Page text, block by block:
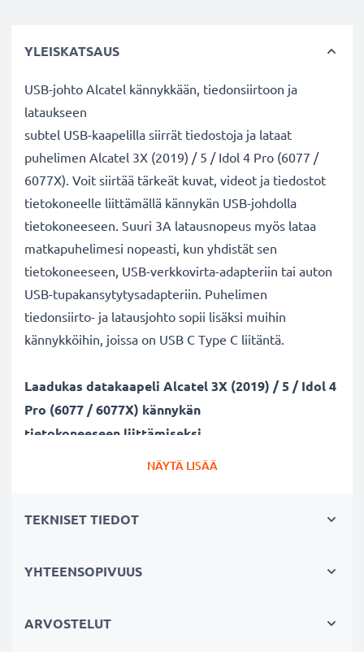
YLEISKATSAUS
USB-johto Alcatel kännykkään, tiedonsiirtoon ja
lataukseen
subtel USB-kaapelilla siirrät tiedostoja ja lataat
puhelimen Alcatel 3X (2019) / 5 / Idol 4 Pro (6077 /
6077X). Voit siirtää tärkeät kuvat, videot ja tiedostot
tietokoneelle liittämällä kännykän USB-johdolla
tietokoneeseen. Suuri 3A latausnopeus myös lataa
matkapuhelimesi nopeasti, kun yhdistät sen
tietokoneeseen, USB-verkkovirta-adapteriin tai auton
USB-tupakansytytysadapteriin. Puhelimen
tiedonsiirto- ja latausjohto sopii lisäksi muihin
kännykköihin, joissa on USB C Type C liitäntä.
Laadukas datakaapeli Alcatel 3X (2019) / 5 / Idol 4
Pro (6077 / 6077X) kännykän
tietokoneeseen liittämiseksi
✔ Turvallinen tiedonsiirto - johto dokumenttien,
✔ Ohjelmistopäivitykset - suuren tietomäärän siirto
✔ Nopea tiedonsiirto - tiedonsiirtokaapeli uusimmalla
✔ Yhteensopiva myös aiempien USB-versioiden
NÄYTÄ LISÄÄ
TEKNISET TIEDOT
YHTEENSOPIVUUS
ARVOSTELUT